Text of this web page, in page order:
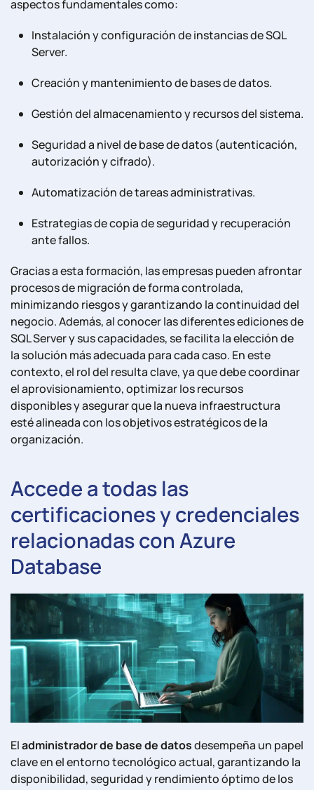
aspectos fundamentales como:
Instalación y configuración de instancias de SQL
Server.
Creación y mantenimiento de bases de datos.
Gestión del almacenamiento y recursos del sistema.
Seguridad a nivel de base de datos (autenticación,
autorización y cifrado).
Automatización de tareas administrativas.
Estrategias de copia de seguridad y recuperación
ante fallos.
Gracias a esta formación, las empresas pueden afrontar
procesos de migración de forma controlada,
minimizando riesgos y garantizando la continuidad del
negocio. Además, al conocer las diferentes ediciones de
SQL Server y sus capacidades, se facilita la elección de
la solución más adecuada para cada caso. En este
contexto, el rol del resulta clave, ya que debe coordinar
el aprovisionamiento, optimizar los recursos
disponibles y asegurar que la nueva infraestructura
esté alineada con los objetivos estratégicos de la
organización.
Accede a todas las
certificaciones y credenciales
relacionadas con Azure
Database
Eladministrador de base de datosdesempeña un papel
clave en el entorno tecnológico actual, garantizando la
disponibilidad, seguridad y rendimiento óptimo de los